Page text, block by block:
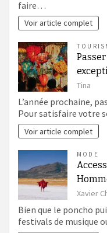
faire…
Voir article complet
Tina
L’année prochaine,
Pour satisfaire votre
Voir article complet
MODE
Xavier
Bien que le poncho
festivals de musique